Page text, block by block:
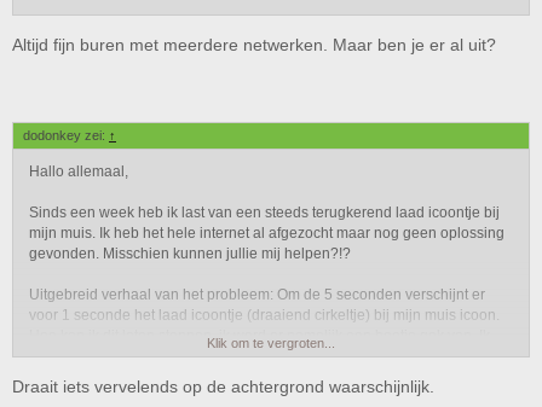
Altijd fijn buren met meerdere netwerken. Maar ben je er al uit?
dodonkey zei: ↑
Hallo allemaal,
Sinds een week heb ik last van een steeds terugkerend laad icoontje bij
mijn muis. Ik heb het hele internet al afgezocht maar nog geen oplossing
gevonden. Misschien kunnen jullie mij helpen?!?
Uitgebreid verhaal van het probleem: Om de 5 seconden verschijnt er
voor 1 seconde het laad icoontje (draaiend cirkeltje) bij mijn muis icoon.
Hoe kan ik dit laten stoppen, ik word er namelijk een beetje gek van. Ik
heb trouwens een Asus laptop en Windows 10.
Ik hoor graag van jullie!
Klik om te vergroten...
Draait iets vervelends op de achtergrond waarschijnlijk.